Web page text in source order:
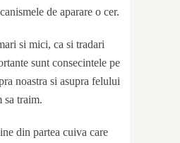
de aparare o cer.
si mici, ca si tradari
sunt consecintele pe
noastra si asupra felului
sa traim.
din partea cuiva care